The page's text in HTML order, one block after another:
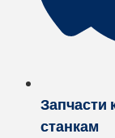
Запчасти
станкам